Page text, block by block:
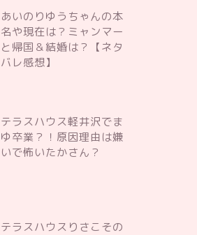
あいのりゆうちゃんの本
名や現在は？ミャンマー
と帰国＆結婚は？【ネタ
バレ感想】
テラスハウス軽井沢でま
ゆ卒業？！原因理由は嫌
いで怖いたかさん？
テラスハウスりさこその